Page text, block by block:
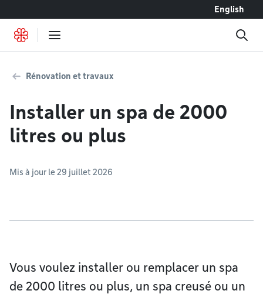
English
Rénovation et travaux
Installer un spa de 2000
litres ou plus
Mis à jour le 29 juillet 2026
Vous voulez installer ou remplacer un spa
de 2000 litres ou plus, un spa creusé ou un